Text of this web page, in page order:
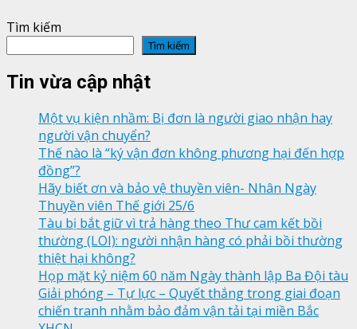
Tìm kiếm
Tìm kiếm
Tin vừa cập nhật
Một vụ kiện nhầm: Bị đơn là người giao nhận hay
người vận chuyển?
Thế nào là “ký vận đơn không phương hại đến hợp
đồng”?
Hãy biết ơn và bảo vệ thuyền viên- Nhân Ngày
Thuyền viên Thế giới 25/6
Tàu bị bắt giữ vì trả hàng theo Thư cam kết bồi
thường (LOI): người nhận hàng có phải bồi thường
thiệt hại không?
Họp mặt kỷ niệm 60 năm Ngày thành lập Ba Đội tàu
Giải phóng – Tự lực – Quyết thắng trong giai đoạn
chiến tranh nhằm bảo đảm vận tải tại miền Bắc